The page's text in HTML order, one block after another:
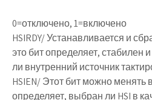
0=отключено, 1=включено
HSIRDY/ Устанавливается и
это бит определяет, стабилен
ли внутренний источник
HSIEN/ Этот бит можно менять
определяет, выбран ли HSI в